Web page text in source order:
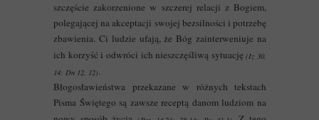
szczęście zakorzenione w szczerej relacji z Bogiem,
polegającej na akceptacji swojej bezsilności i potrzebę
zbawienia. Ci ludzie ufają, że Bóg zainterweniuje na
ich korzyść i odwróci ich nieszczęśliwą sytuację(Iz 30,
14; Dn 12, 12).
Błogosławieństwa przekazane w różnych tekstach
Pisma Świętego są zawsze receptą danom ludziom na